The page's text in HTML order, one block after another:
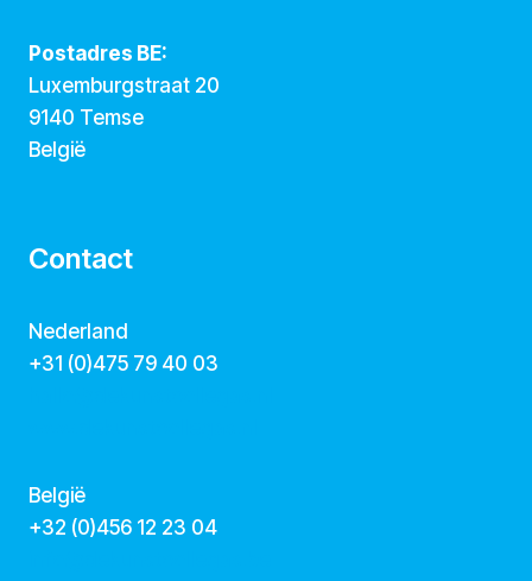
Postadres BE:
Luxemburgstraat 20
9140 Temse
België
Contact
Nederland
+31 (0)475 79 40 03
België
‭+32 (0)456 12 23 04‬